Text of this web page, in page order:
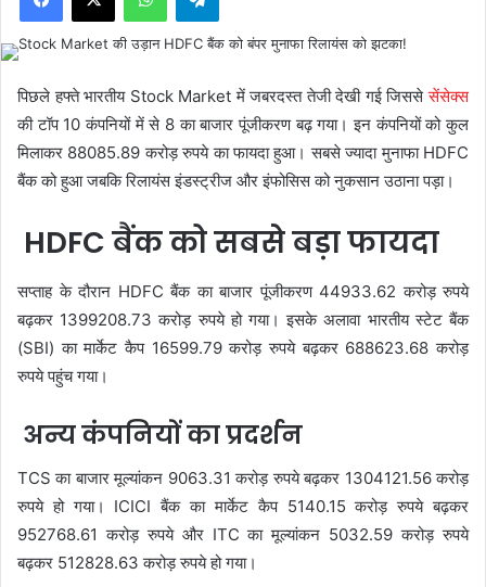
पिछले हफ्ते भारतीय Stock Market में जबरदस्त तेजी देखी गई जिससेसेंसेक्स
की टॉप 10 कंपनियों में से 8 का बाजार पूंजीकरण बढ़ गया। इन कंपनियों को कुल
मिलाकर 88085.89 करोड़ रुपये का फायदा हुआ। सबसे ज्यादा मुनाफा HDFC
बैंक को हुआ जबकि रिलायंस इंडस्ट्रीज और इंफोसिस को नुकसान उठाना पड़ा।
HDFC बैंक को सबसे बड़ा फायदा
सप्ताह के दौरान HDFC बैंक का बाजार पूंजीकरण 44933.62 करोड़ रुपये
बढ़कर 1399208.73 करोड़ रुपये हो गया। इसके अलावा भारतीय स्टेट बैंक
(SBI) का मार्केट कैप 16599.79 करोड़ रुपये बढ़कर 688623.68 करोड़
रुपये पहुंच गया।
अन्य कंपनियों का प्रदर्शन
TCS का बाजार मूल्यांकन 9063.31 करोड़ रुपये बढ़कर 1304121.56 करोड़
रुपये हो गया। ICICI बैंक का मार्केट कैप 5140.15 करोड़ रुपये बढ़कर
952768.61 करोड़ रुपये और ITC का मूल्यांकन 5032.59 करोड़ रुपये
बढ़कर 512828.63 करोड़ रुपये हो गया।